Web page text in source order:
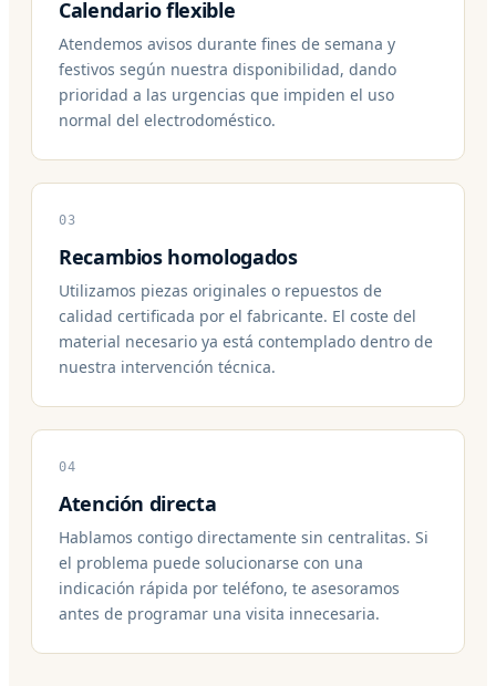
Calendario flexible
Atendemos avisos durante fines de semana y
festivos según nuestra disponibilidad, dando
prioridad a las urgencias que impiden el uso
normal del electrodoméstico.
03
Recambios homologados
Utilizamos piezas originales o repuestos de
calidad certificada por el fabricante. El coste del
material necesario ya está contemplado dentro de
nuestra intervención técnica.
04
Atención directa
Hablamos contigo directamente sin centralitas. Si
el problema puede solucionarse con una
indicación rápida por teléfono, te asesoramos
antes de programar una visita innecesaria.